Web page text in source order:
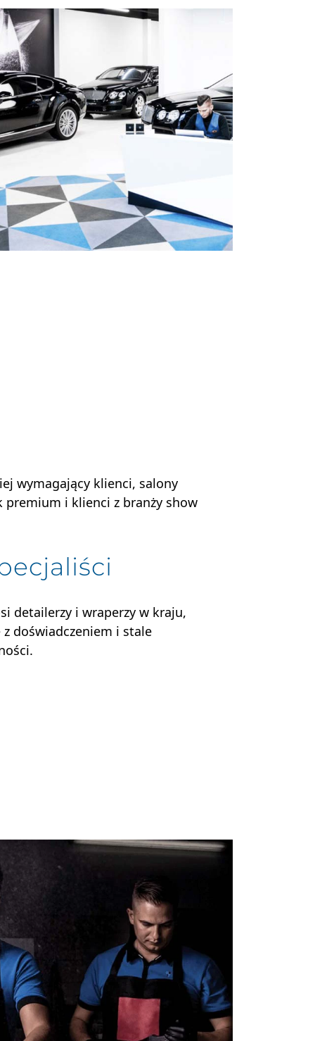
wymagający klienci, salony
premium i klienci z branży show
detailerzy i wraperzy w kraju,
z doświadczeniem i stale